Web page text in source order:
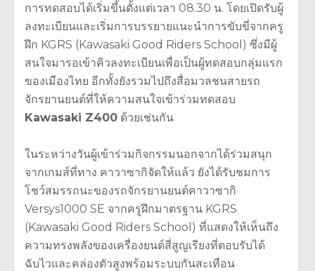
การทดสอบได้เริ่มขึ้นตั้งแต่เวลา 08.30 น. โดยเปิดรับผู้
ลงทะเบียนและเริ่มการบรรยายแนะนำการขับขี่จากครู
ฝึก KGRS (Kawasaki Good Riders School) ซึ่งมีผู้
สนใจมารอเข้าคิวลงทะเบียนเพื่อเป็นผู้ทดสอบกลุ่มแรก
ของเมืองไทย อีกทั้งยังรวมไปถึงสื่อมวลชนสายรถ
จักรยานยนต์ที่ให้ความสนใจเข้าร่วมทดสอบ
Kawasaki Z400 ด้วยเช่นกัน
ในระหว่างวันผู้เข้าร่วมกิจกรรมนอกจากได้ร่วมสนุก
จากเกมส์ที่ทาง คาวาซากิจัดให้แล้ว ยังได้รับชมการ
โชว์สมรรถนะของรถจักรยานยนต์คาวาซากิ
Versys1000 SE จากครูฝึกมาตรฐาน KGRS
(Kawasaki Good Riders School) ที่แสดงให้เห็นถึง
ความทรงพลังของเครื่องยนต์สี่สูญเรียงที่ตอบรับได้
ฉับไวและคล่องตัวสูงพร้อมระบบกันสะเทือน